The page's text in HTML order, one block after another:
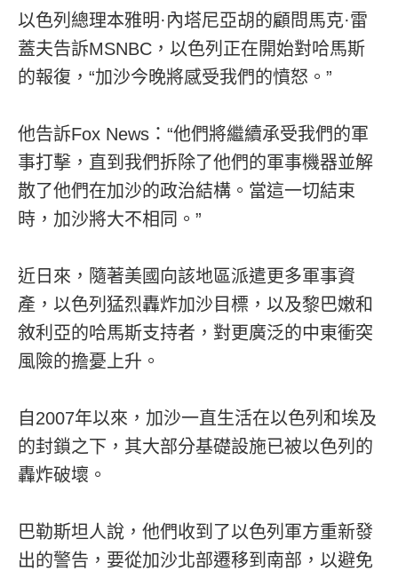
以色列總理本雅明·內塔尼亞胡的顧問馬克·雷
蓋夫告訴MSNBC，以色列正在開始對哈馬斯
的報復，“加沙今晚將感受我們的憤怒。”
他告訴Fox News：“他們將繼續承受我們的軍
事打擊，直到我們拆除了他們的軍事機器並解
散了他們在加沙的政治結構。當這一切結束
時，加沙將大不相同。”
近日來，隨著美國向該地區派遣更多軍事資
產，以色列猛烈轟炸加沙目標，以及黎巴嫩和
敘利亞的哈馬斯支持者，對更廣泛的中東衝突
風險的擔憂上升。
自2007年以來，加沙一直生活在以色列和埃及
的封鎖之下，其大部分基礎設施已被以色列的
轟炸破壞。
巴勒斯坦人說，他們收到了以色列軍方重新發
出的警告，要從加沙北部遷移到南部，以避免